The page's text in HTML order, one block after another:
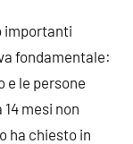
importanti
fondamentale:
le persone
mesi non
ha chiesto in